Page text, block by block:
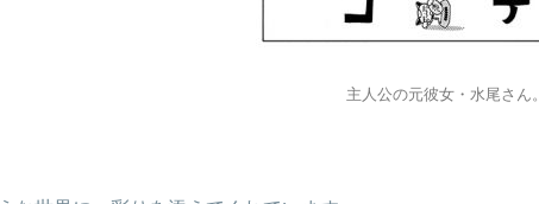
主人公の元彼女・水尾さん。